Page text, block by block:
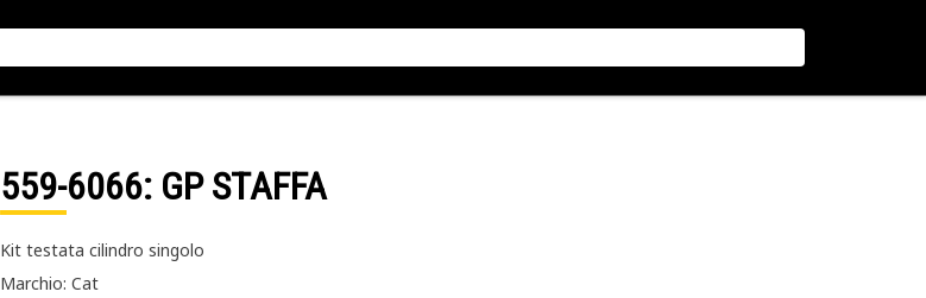
559-6066: GP STAFFA
Kit testata cilindro singolo
Marchio: Cat